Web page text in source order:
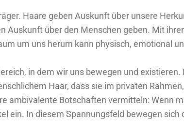
Haare geben Auskunft über unsere
Auskunft über den Menschen geben. Mit
um uns herum kann physisch, emotional
in dem wir uns bewegen und
Haar, dass sie im privaten
ambivalente Botschaften vermitteln: Wenn
ein. In diesem Spannungsfeld bewegen